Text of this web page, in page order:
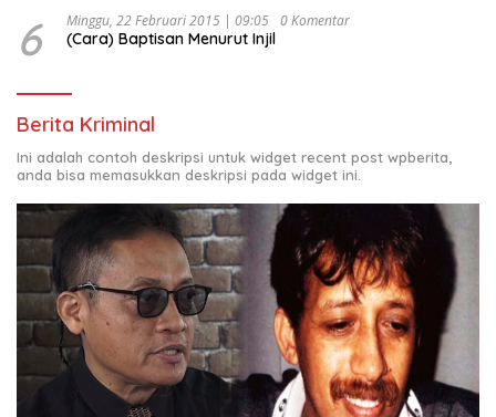
6 Minggu, 22 Februari 2015 | 09:05 0 Komentar
(Cara) Baptisan Menurut Injil
Berita Kriminal
Ini adalah contoh deskripsi untuk widget recent post wpberita,
anda bisa memasukkan deskripsi pada widget ini.